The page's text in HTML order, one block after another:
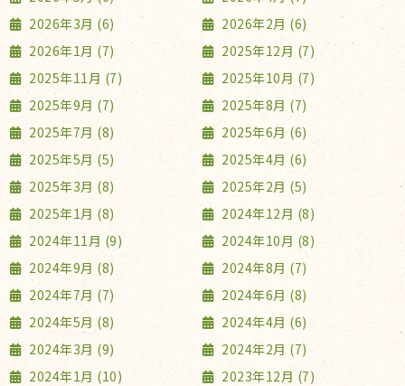
2026年3月 (6)
2026年2月 (6)
2026年1月 (7)
2025年12月 (7)
2025年11月 (7)
2025年10月 (7)
2025年9月 (7)
2025年8月 (7)
2025年7月 (8)
2025年6月 (6)
2025年5月 (5)
2025年4月 (6)
2025年3月 (8)
2025年2月 (5)
2025年1月 (8)
2024年12月 (8)
2024年11月 (9)
2024年10月 (8)
2024年9月 (8)
2024年8月 (7)
2024年7月 (7)
2024年6月 (8)
2024年5月 (8)
2024年4月 (6)
2024年3月 (9)
2024年2月 (7)
2024年1月 (10)
2023年12月 (7)